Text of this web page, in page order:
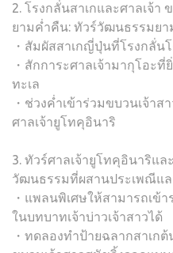
2. โรงกลั่นสาเกและศาลเจ้า
ยามค่ำคืน: ทัวร์วัฒนธรรมย
・สัมผัสสาเกญี่ปุ่นที่โรงกลั่น
・สักการะศาลเจ้ามากุโอะ
ทะเล
・ช่วงค่ำเข้าร่วมขบวนเจ้า
ศาลเจ้ายูโทคุอินาริ
3. ทัวร์ศาลเจ้ายูโทคุอินาริแ
วัฒนธรรมที่ผสานประเพณีแ
・แพลนพิเศษให้สามารถเข้
ในบทบาทเจ้าบ่าวเจ้าสาวได้
・ทดลองทำป้ายฉลากสาเ